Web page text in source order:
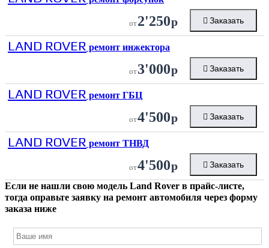
от2'250р Заказать
LAND ROVER ремонт инжектора
от3'000р Заказать
LAND ROVER ремонт ГБЦ
от4'500р Заказать
LAND ROVER ремонт ТНВД
от4'500р Заказать
Если не нашли свою модель Land Rover в прайс-листе,
тогда оправьте заявку на ремонт автомобиля через форму
заказа ниже